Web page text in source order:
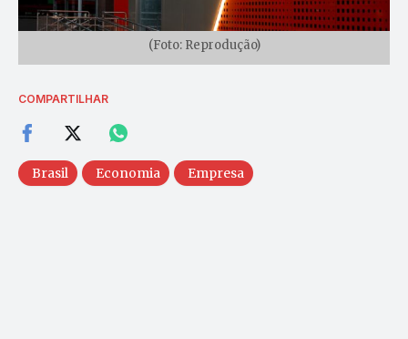
(Foto: Reprodução)
COMPARTILHAR
Brasil Economia Empresa